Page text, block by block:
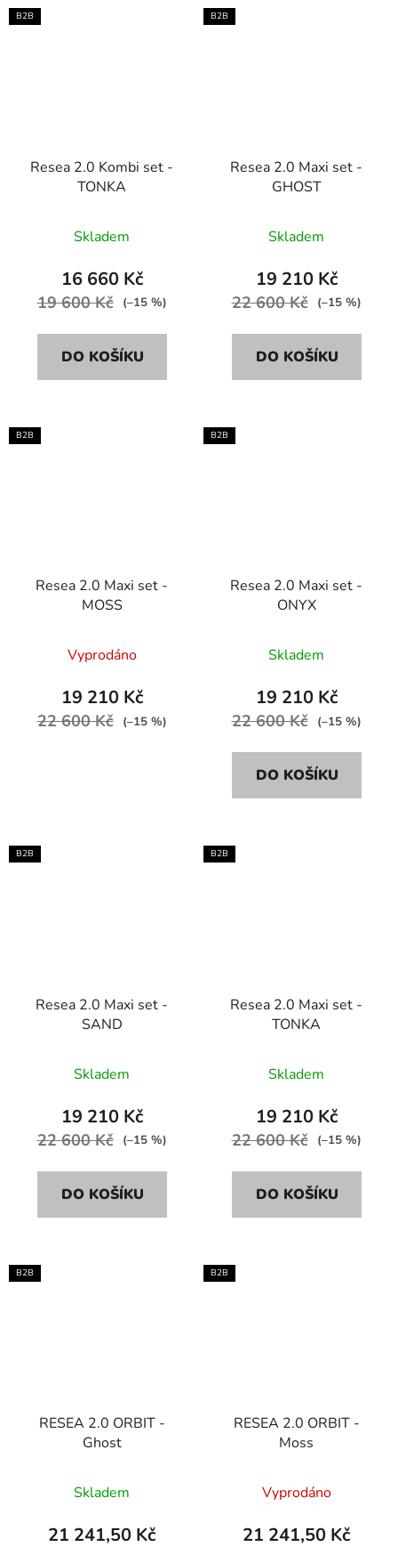
B2B
Resea 2.0 Kombi set -
TONKA
Skladem
16 660 Kč
19 600 Kč (–15 %)
DO KOŠÍKU
B2B
Resea 2.0 Maxi set -
GHOST
Skladem
19 210 Kč
22 600 Kč (–15 %)
DO KOŠÍKU
B2B
Resea 2.0 Maxi set -
MOSS
Vyprodáno
19 210 Kč
22 600 Kč (–15 %)
B2B
Resea 2.0 Maxi set -
ONYX
Skladem
19 210 Kč
22 600 Kč (–15 %)
DO KOŠÍKU
B2B
Resea 2.0 Maxi set -
SAND
Skladem
19 210 Kč
22 600 Kč (–15 %)
DO KOŠÍKU
B2B
Resea 2.0 Maxi set -
TONKA
Skladem
19 210 Kč
22 600 Kč (–15 %)
DO KOŠÍKU
B2B
RESEA 2.0 ORBIT -
Ghost
Skladem
21 241,50 Kč
B2B
RESEA 2.0 ORBIT -
Moss
Vyprodáno
21 241,50 Kč